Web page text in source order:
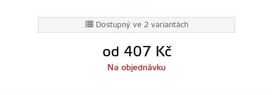
Dostupný ve 2 variantách
od 407 Kč
Na objednávku